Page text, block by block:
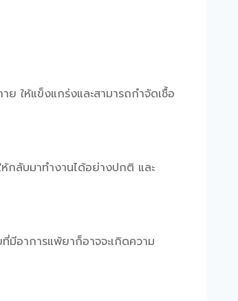
ย ให้แข็งแกร่งและสามารถกำจัดเชื้อ
ห้กลับมาทำงานได้อย่างปกติ และ
มีอาการแพ้ยาก็อาจจะเกิดความ